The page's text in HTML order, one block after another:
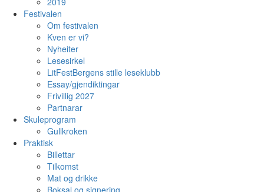
Festivalen
Om festivalen
Kven er vi?
Nyheiter
Lesesirkel
LitFestBergens stille leseklubb
Essay/gjendiktingar
Frivillig 2027
Partnarar
Skuleprogram
Gullkroken
Praktisk
Billettar
Tilkomst
Mat og drikke
Boksal og signering